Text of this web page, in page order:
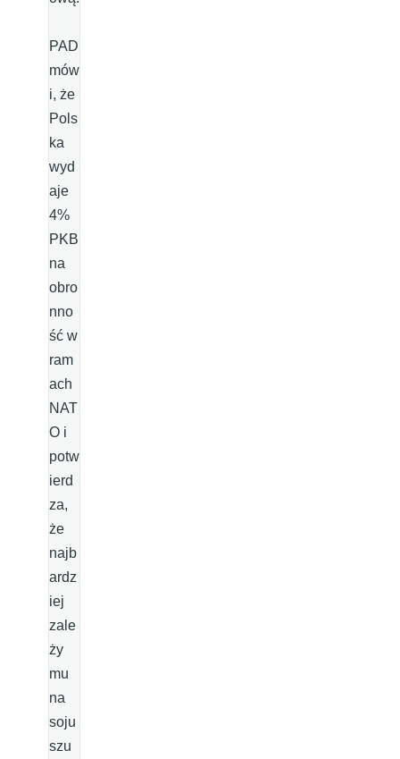
PAD
mów
i, że
Pols
ka
wyd
aje
4%
PKB
na
obro
nno
ść w
ram
ach
NAT
O i
potw
ierd
za,
że
najb
ardz
iej
zale
ży
mu
na
soju
szu